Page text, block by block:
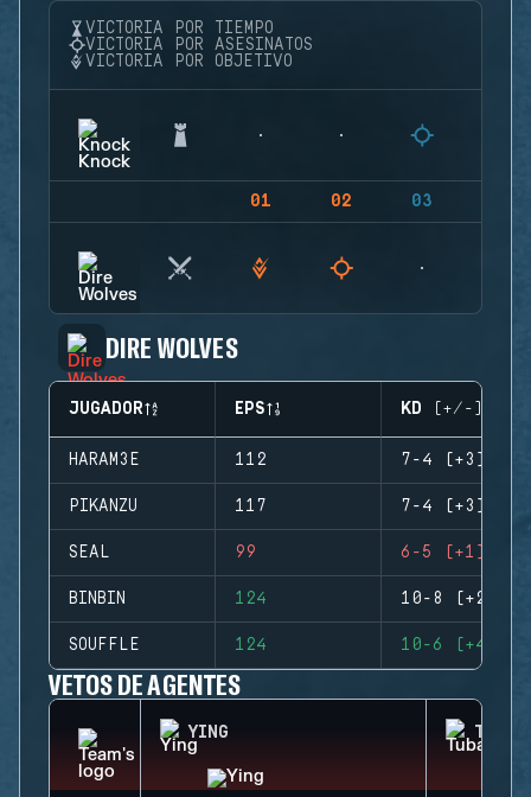
VICTORIA POR TIEMPO
VICTORIA POR ASESINATOS
VICTORIA POR OBJETIVO
01 02 03
DIRE WOLVES
JUGADOR EPS KD (+/-)
HARAM3E 112 7-4 (+3)
PIKANZU 117 7-4 (+3)
SEAL 99 6-5 (+1)
BINBIN 124 10-8 (+2)
SOUFFLE 124 10-6 (+4)
VETOS DE AGENTES
YING